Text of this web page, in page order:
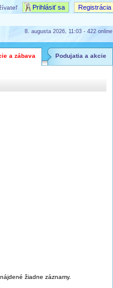
Prihlásiť sa Registrácia
8. augusta 2026, 11:03 - 422 online
Podujatia a akcie
a zábava
žiadne záznamy.